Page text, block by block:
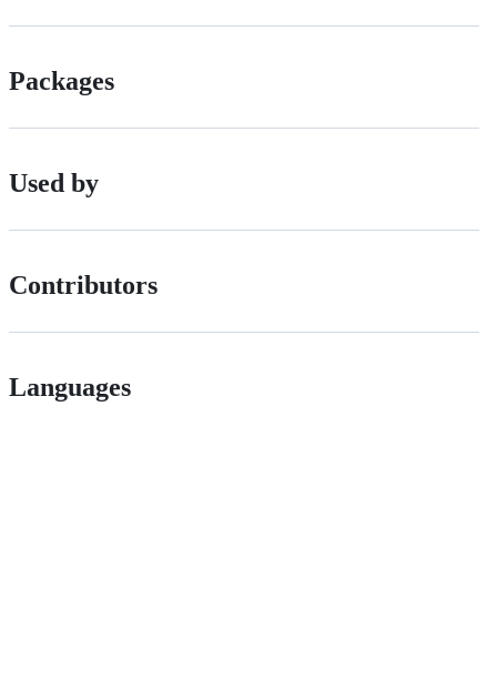
Packages
Used by
Contributors
Languages